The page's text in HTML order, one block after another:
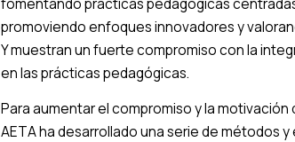
fomentando prácticas pedagógicas
promoviendo enfoques innovadores y
Y muestran un fuerte compromiso con la
en las prácticas pedagógicas.
Para aumentar el compromiso y la motivación
AETA ha desarrollado una serie de métodos